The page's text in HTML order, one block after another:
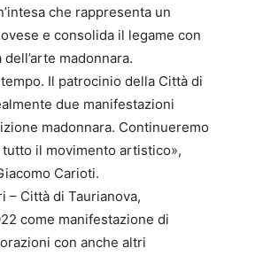
che rappresenta un
e consolida il legame con
madonnara.
Il patrocinio della Città di
due manifestazioni
madonnara. Continueremo
il movimento artistico»,
Carioti.
– Città di Taurianova,
come manifestazione di
con anche altri